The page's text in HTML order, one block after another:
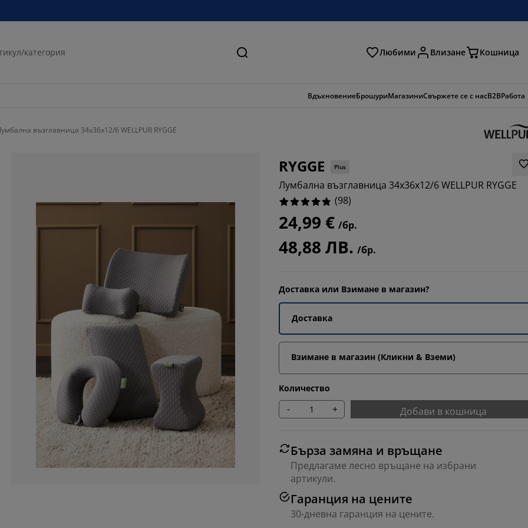
Търсене Любими Влизане Кошница
ВдъхновениеБрошуриМагазиниСвържете се с насB2BРабота
възглавница 34x36x12/6 WELLPUR RYGGE
RYGGE Plus
Лумбална възглавница 34x36x12/6 WELLPUR RYGGE
(98)
24,99 € /бр.
48,88 ЛВ. /бр.
Доставка или Взимане в магазин?
Доставка
Взимане в магазин (Кликни & Вземи)
Количество
- + Добави в кошница
Бърза замяна и връщане
Предлагаме лесно връщане на избрани
артикули.
Гаранция на цените
30-дневна гаранция на цените.
2.0408163265306123%